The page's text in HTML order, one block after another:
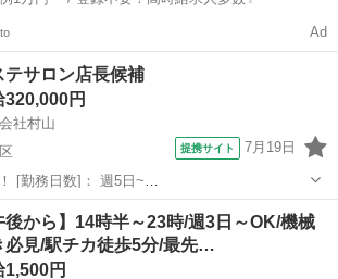
Ad
テサロン店長候補
320,000円
社村山
提携サイト 7月19日
~
12:00~22:00 月/火/水/木/金/土 などから選べ
駅]： 東京都江東区豊洲5丁目5－1 豊...
の他
後から】14時半～23時/週3日～OK/機械
必見/駅チカ徒歩5分/最先…
1,500円